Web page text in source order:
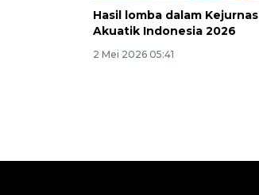
Hasil lomba dalam Kejurnas
Akuatik Indonesia 2026
2 Mei 2026 05:41